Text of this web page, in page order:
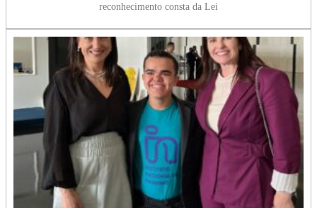
reconhecimento consta da Lei